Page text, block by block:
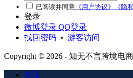
已阅读并同意 《用户协议》 《隐
登录
微博登录 QQ登录
找回密码 • 游客访问
Copyright © 2026 - 知无不言跨境电
发现